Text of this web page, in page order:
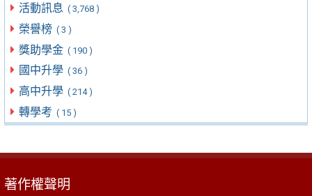
活動訊息 ( 3,768 )
榮譽榜 ( 3 )
獎助學金 ( 190 )
國中升學 ( 36 )
高中升學 ( 214 )
轉學考 ( 15 )
著作權聲明